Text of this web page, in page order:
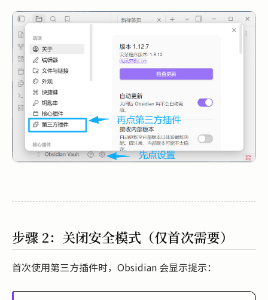
步骤 2：关闭安全模式（仅首次需要）
首次使用第三方插件时，Obsidian 会显示提示：